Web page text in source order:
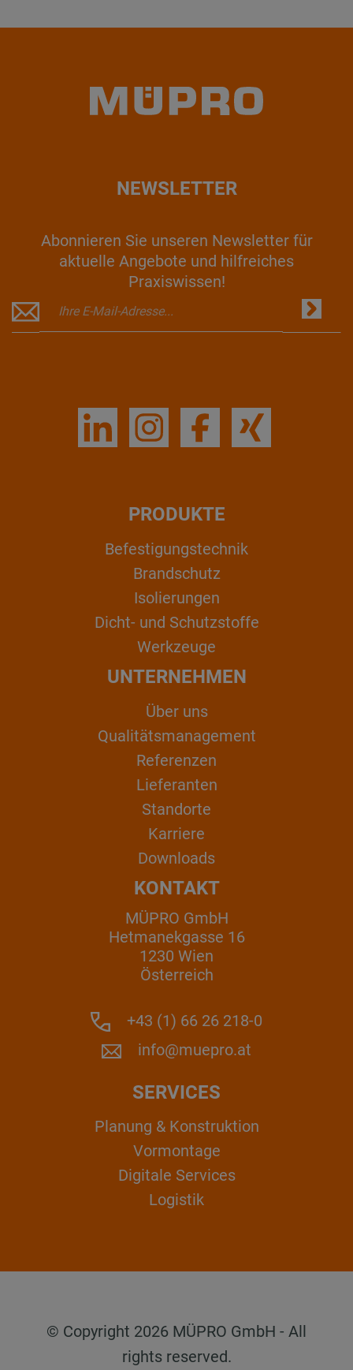
NEWSLETTER
Abonnieren Sie unseren Newsletter für
aktuelle Angebote und hilfreiches
Praxiswissen!
PRODUKTE
Befestigungstechnik
Brandschutz
Isolierungen
Dicht- und Schutzstoffe
Werkzeuge
UNTERNEHMEN
Über uns
Qualitätsmanagement
Referenzen
Lieferanten
Standorte
Karriere
Downloads
KONTAKT
MÜPRO GmbH
Hetmanekgasse 16
1230 Wien
Österreich
+43 (1) 66 26 218-0
info@muepro.at
SERVICES
Planung & Konstruktion
Vormontage
Digitale Services
Logistik
© Copyright 2026 MÜPRO GmbH - All
rights reserved.